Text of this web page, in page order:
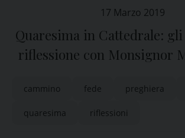
17 Marzo 2019
Quaresima in Cattedrale:
riflessione con Monsignor
cammino fede preghiera
quaresima riflessioni